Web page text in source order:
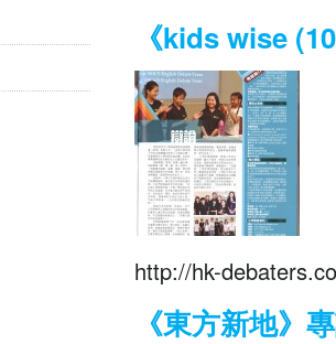
《kids wise
http://hk-
《東方新地》